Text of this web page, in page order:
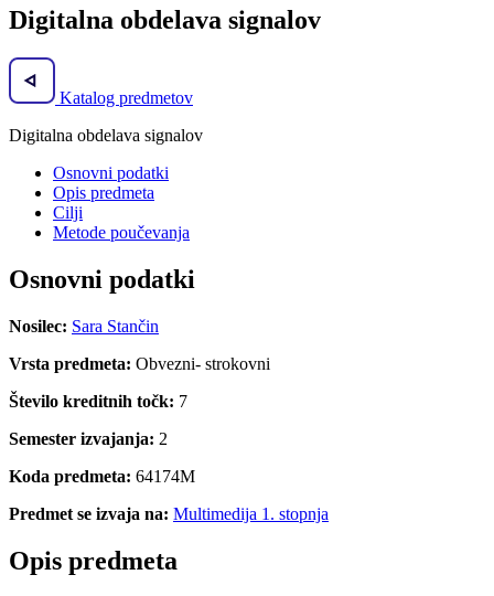
Digitalna obdelava signalov
Katalog predmetov
Digitalna obdelava signalov
Osnovni podatki
Opis predmeta
Cilji
Metode poučevanja
Osnovni podatki
Nosilec: Sara Stančin
Vrsta predmeta: Obvezni- strokovni
Število kreditnih točk: 7
Semester izvajanja: 2
Koda predmeta: 64174M
Predmet se izvaja na: Multimedija 1. stopnja
Opis predmeta